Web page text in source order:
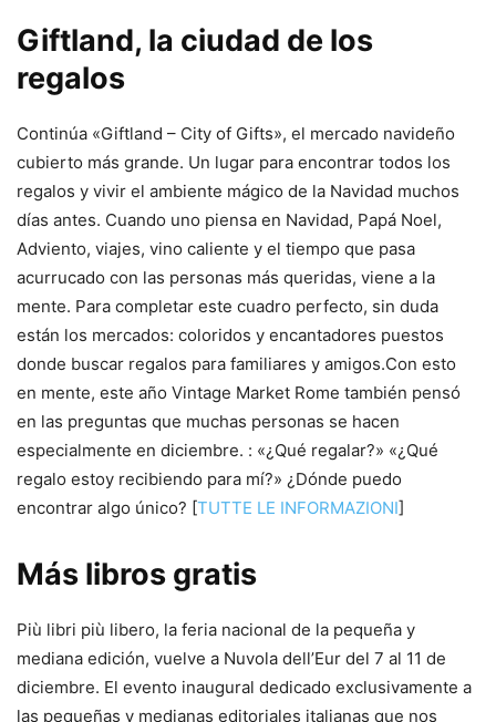
Giftland, la ciudad de los
regalos
Continúa «Giftland – City of Gifts», el mercado navideño
cubierto más grande. Un lugar para encontrar todos los
regalos y vivir el ambiente mágico de la Navidad muchos
días antes. Cuando uno piensa en Navidad, Papá Noel,
Adviento, viajes, vino caliente y el tiempo que pasa
acurrucado con las personas más queridas, viene a la
mente. Para completar este cuadro perfecto, sin duda
están los mercados: coloridos y encantadores puestos
donde buscar regalos para familiares y amigos.Con esto
en mente, este año Vintage Market Rome también pensó
en las preguntas que muchas personas se hacen
especialmente en diciembre. : «¿Qué regalar?» «¿Qué
regalo estoy recibiendo para mí?» ¿Dónde puedo
encontrar algo único? [TUTTE LE INFORMAZIONI]
Más libros gratis
Più libri più libero, la feria nacional de la pequeña y
mediana edición, vuelve a Nuvola dell’Eur del 7 al 11 de
diciembre. El evento inaugural dedicado exclusivamente a
las pequeñas y medianas editoriales italianas que nos